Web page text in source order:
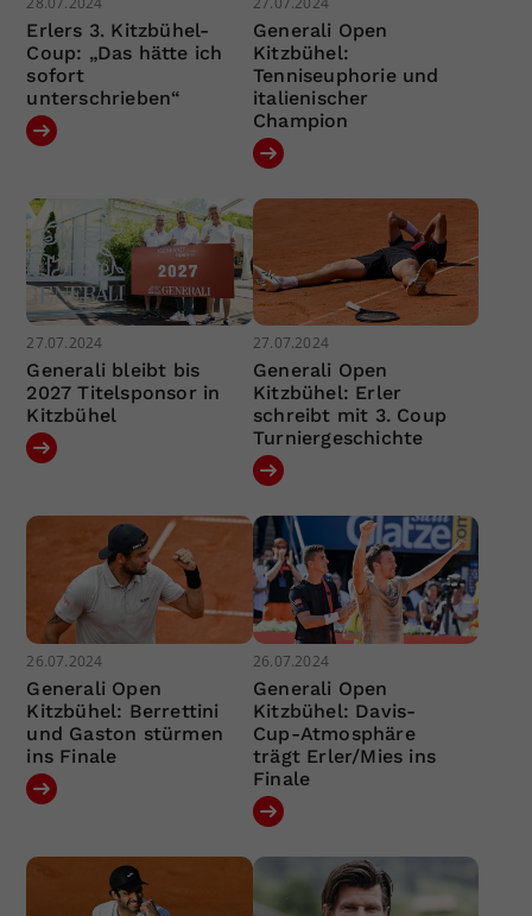
Erlers 3. Kitzbühel-
Coup: „Das hätte ich
sofort
unterschrieben“
Generali Open
Kitzbühel:
Tenniseuphorie und
italienischer
Champion
27.07.2024
Generali bleibt bis
2027 Titelsponsor in
Kitzbühel
27.07.2024
Generali Open
Kitzbühel: Erler
schreibt mit 3. Coup
Turniergeschichte
26.07.2024
Generali Open
Kitzbühel: Berrettini
und Gaston stürmen
ins Finale
26.07.2024
Generali Open
Kitzbühel: Davis-
Cup-Atmosphäre
trägt Erler/Mies ins
Finale